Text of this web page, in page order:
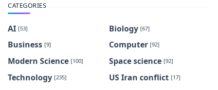
CATEGORIES
AI [53] Biology [67]
Business [9] Computer [92]
Modern Science [100] Space science [92]
Technology [235] US Iran conflict [17]